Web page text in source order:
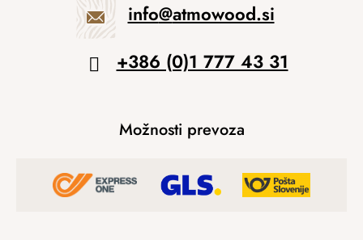
info@atmowood.si
+386 (0)1 777 43 31
Možnosti prevoza